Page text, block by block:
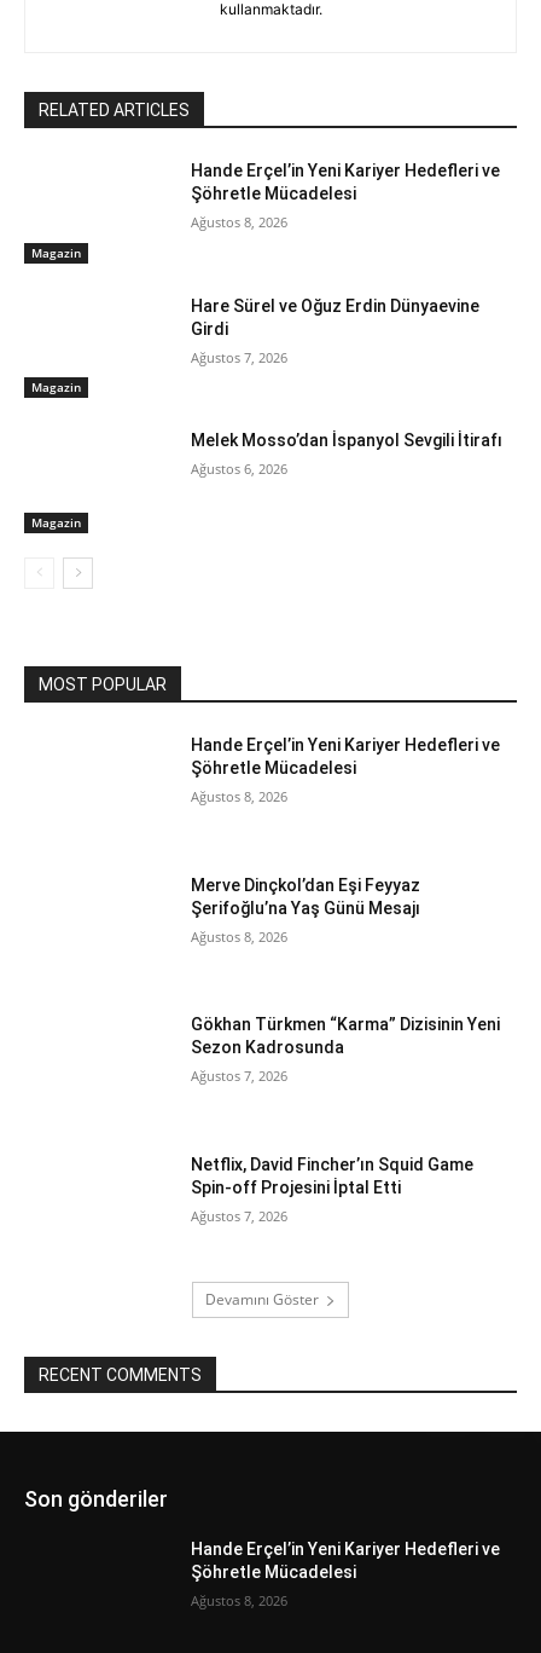
kullanmaktadır.
RELATED ARTICLES
Magazin
Hande Erçel’in Yeni Kariyer Hedefleri ve
Şöhretle Mücadelesi
Ağustos 8, 2026
Magazin
Hare Sürel ve Oğuz Erdin Dünyaevine
Girdi
Ağustos 7, 2026
Magazin
Melek Mosso’dan İspanyol Sevgili İtirafı
Ağustos 6, 2026
MOST POPULAR
Hande Erçel’in Yeni Kariyer Hedefleri ve
Şöhretle Mücadelesi
Ağustos 8, 2026
Merve Dinçkol’dan Eşi Feyyaz
Şerifoğlu’na Yaş Günü Mesajı
Ağustos 8, 2026
Gökhan Türkmen “Karma” Dizisinin Yeni
Sezon Kadrosunda
Ağustos 7, 2026
Netflix, David Fincher’ın Squid Game
Spin-off Projesini İptal Etti
Ağustos 7, 2026
Devamını Göster
RECENT COMMENTS
Son gönderiler
Hande Erçel’in Yeni Kariyer Hedefleri ve
Şöhretle Mücadelesi
Ağustos 8, 2026